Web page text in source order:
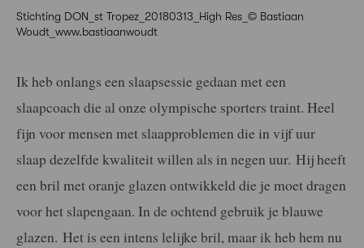
Stichting DON_st Tropez_20180313_High Res_© Bastiaan
Woudt_www.bastiaanwoudt
Ik heb onlangs een slaapsessie gedaan met een
slaapcoach die al onze olympische sporters traint. Heel
fijn voor mensen met slaapproblemen die in vijf uur
slaap dezelfde kwaliteit willen als in negen uur. Hij heeft
een bril met oranje glazen ontwikkeld die je moet dragen
voor het slapengaan. In de ochtend gebruik je blauwe
glazen. Het is een intens lelijke bril, maar ik heb hem nu